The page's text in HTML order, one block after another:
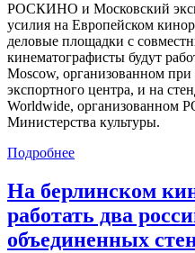
РОСКИНО и Московский
усилия на Европейском
деловые площадки с
кинематографисты будут
Moscow, организованном
экспортного центра, и на
Worldwide,
Министерства культуры.
Подробнее
На берлинском
работать два
объединенных